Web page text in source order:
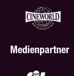
Medienpartner